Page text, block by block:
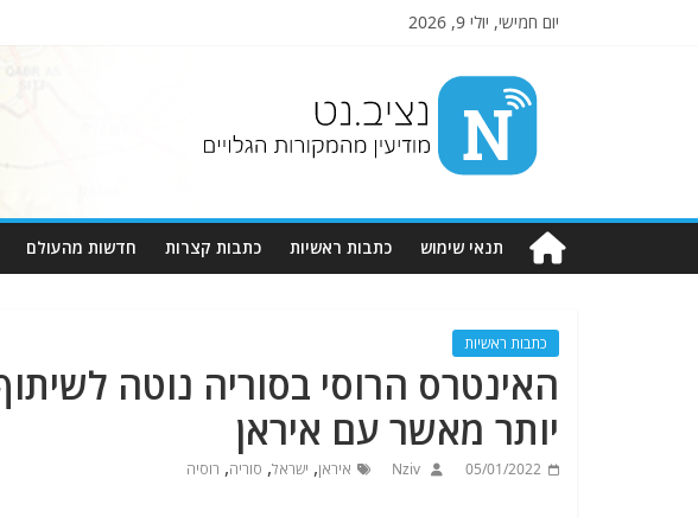
יום חמישי, יולי 9, 2026
Nziv.net
מודיעין
מהמקורות
תנאי שימוש כתבות ראשיות כתבות קצרות חדשות מהעולם
כתבות ראשיות
האינטרס הרוסי בסוריה נוטה
יותר מאשר עם איראן
05/01/2022
Nziv איראן, ישראל, סוריה, רוסיה